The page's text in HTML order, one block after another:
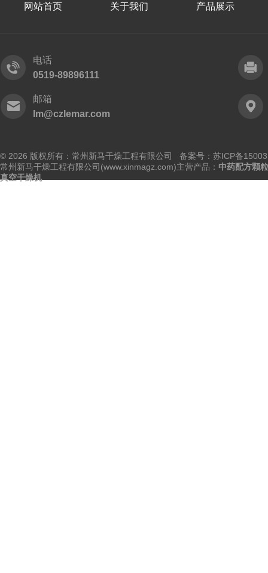
网站首页 关于我们 产品展示
电话
0519-89896111
邮箱
lm@czlemar.com
© 2026 版权所有：常州新马干燥工程有限公司 备案号： 苏ICP备
常州新马干燥工程有限公司(www.xinmagz.com)主营产品： 中药配方颗
真空干燥机